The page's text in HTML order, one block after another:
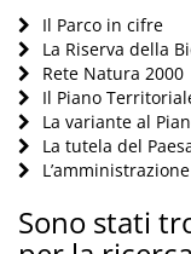
Il Parco in cifre
La Riserva della
Rete Natura 2000
Il Piano
La variante al
La tutela del
Sono stati